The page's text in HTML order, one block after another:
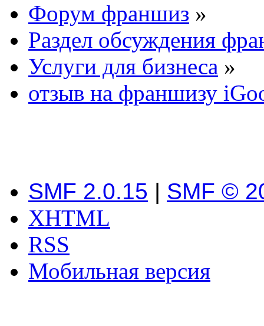
Форум франшиз »
Раздел обсуждения
Услуги для бизнеса »
отзыв на франшизу
SMF 2.0.15 | SMF ©
XHTML
RSS
Мобильная версия